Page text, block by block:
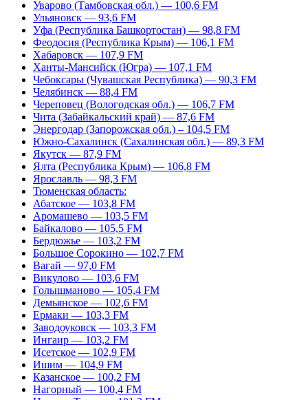
Уварово (Тамбовская обл.) — 100,6 FM
Ульяновск — 93,6 FM
Уфа (Республика Башкортостан) — 98,8 FM
Феодосия (Республика Крым) — 106,1 FM
Хабаровск — 107,9 FM
Ханты-Мансийск (Югра) — 107,1 FM
Чебоксары (Чувашская Республика) — 90,3 FM
Челябинск — 88,4 FM
Череповец (Вологодская обл.) — 106,7 FM
Чита (Забайкальский край) — 87,6 FM
Энергодар (Запорожская обл.) – 104,5 FM
Южно-Сахалинск (Сахалинская обл.) — 89,3 FM
Якутск — 87,9 FM
Ялта (Республика Крым) — 106,8 FM
Ярославль — 98,3 FM
Тюменская область:
Абатское — 103,8 FM
Аромашево — 103,5 FM
Байкалово — 105,5 FM
Бердюжье — 103,2 FM
Большое Сорокино — 102,7 FM
Вагай — 97,0 FM
Викулово — 103,6 FM
Голышманово — 105,4 FM
Демьянское — 102,6 FM
Ермаки — 103,3 FM
Заводоуковск — 103,3 FM
Ингаир — 103,2 FM
Исетское — 102,9 FM
Ишим — 104,9 FM
Казанское — 100,2 FM
Нагорный — 100,4 FM